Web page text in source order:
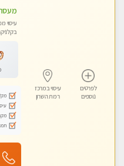
לפרטים
נוספים
עיסוי במרכז
רמת השרון
עיסוי